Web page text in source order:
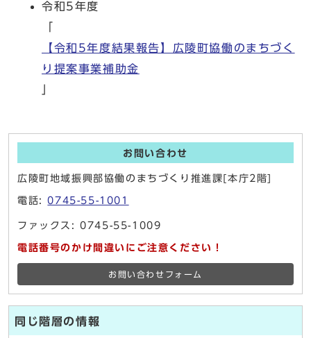
令和5年度
【令和5年度結果報告】広陵町協働のまちづく
り提案事業補助金
お問い合わせ
広陵町地域振興部協働のまちづくり推進課[本庁2階]
電話:0745-55-1001
ファックス: 0745-55-1009
電話番号のかけ間違いにご注意ください！
お問い合わせフォーム
同じ階層の情報